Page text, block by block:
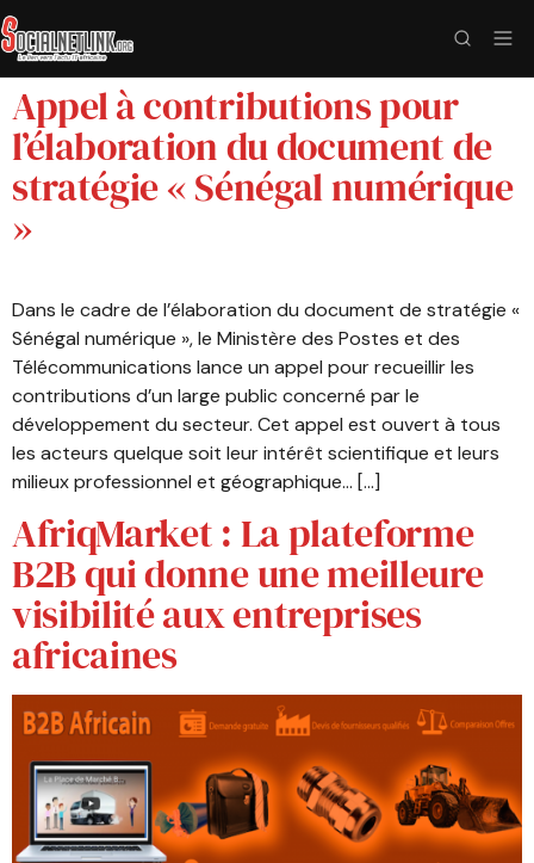
Appel à contributions pour
l’élaboration du document de
stratégie « Sénégal numérique
»
Dans le cadre de l’élaboration du document de stratégie «
Sénégal numérique », le Ministère des Postes et des
Télécommunications lance un appel pour recueillir les
contributions d’un large public concerné par le
développement du secteur. Cet appel est ouvert à tous
les acteurs quelque soit leur intérêt scientifique et leurs
milieux professionnel et géographique… […]
AfriqMarket : La plateforme
B2B qui donne une meilleure
visibilité aux entreprises
africaines